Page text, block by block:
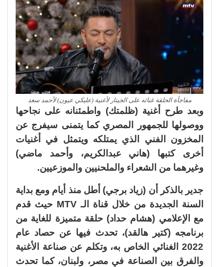
مفاجأة الحلقة غنائه على الجيتار لأغنية (عليكي عيون) لأحمد سعد
وبعد طرح أغنية (ظلمتك) واطمئنانه على نجاحها
ووصولها للجمهور المصري كما يتمنى سيفرج عن
المخزون الفني الذي يمتلكه ويتمثل في أغنيات
أخرى كتبها (هاني عبدالكريم، وأحمد ماضي)
وغيرهما من الشعراء والملحنيين والموزعيين.
جدير بالذكر أن (زياد برجي) أطل منذ أيام ومع بداية
السنة الجديدة من خلال قناة الـ MTV حيث قدم
مع الإعلامي (هشام حداد) حلقة متميزة للغاية من
برنامجه (كتير هالقد)، تحدث فيها عن حصاد عام
2022 الغنائي الخاص به، وتكلم عن صناعة الأغنية
والفرق بين الصناعة في مصر، ولبنان، كما تحدث